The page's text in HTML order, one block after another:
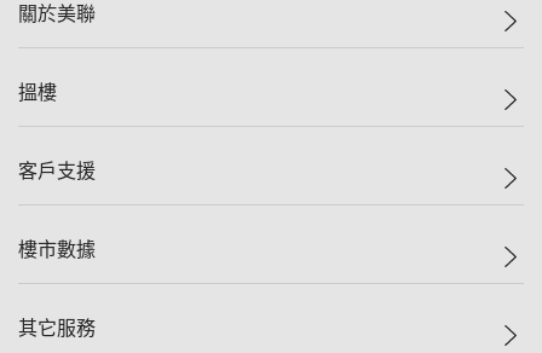
關於美聯
美聯集團
人才招募
搵樓
一手新盤
減價
美聯豪宅
客戶支援
自助放盤
查詢熱線
樓市數據
樓價指數
其它服務